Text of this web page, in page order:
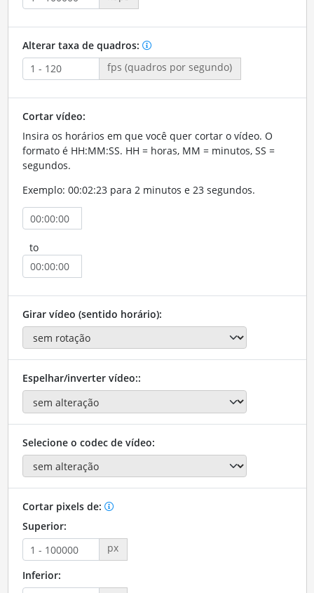
Alterar taxa de quadros:
fps (quadros por segundo)
Cortar vídeo:
Insira os horários em que você quer cortar o vídeo. O
formato é HH:MM:SS. HH = horas, MM = minutos, SS =
segundos.
Exemplo: 00:02:23 para 2 minutos e 23 segundos.
to
Girar vídeo (sentido horário):
Espelhar/inverter vídeo::
Selecione o codec de vídeo:
Cortar pixels de:
Superior:
px
Inferior: